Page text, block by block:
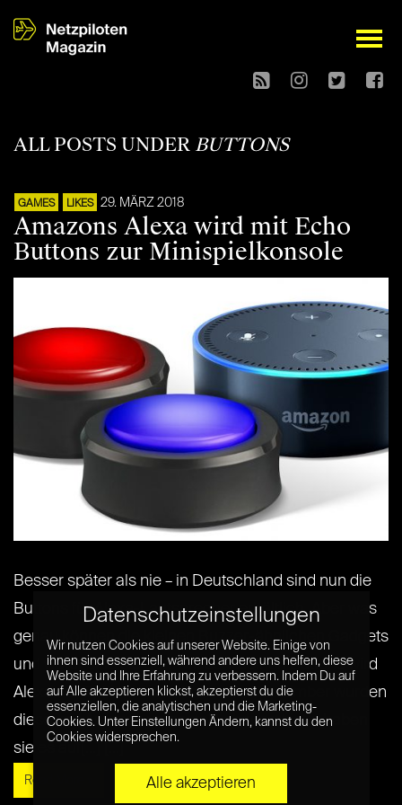
open
ALL POSTS UNDER BUTTONS
GAMES LIKES 29. MÄRZ 2018
Amazons Alexa wird mit Echo
Buttons zur Minispielkonsole
Besser später als nie – in Deutschland sind nun die
Buttons für Alexa-Lautsprecher erhältlich. Aber was
genau können die kleinen Buzzer-ähnlichen Gadgets
und wofür sind sie gut? Mit den kleinen Buttons wird
Alexa zur Spielkonsole. Schon im September wurden
diese von Amazon vorgestellt aber erst jetzt haben
sie es auf[...] [...]
Read More »
Datenschutzeinstellungen
Wir nutzen Cookies auf unserer Website. Einige von
ihnen sind essenziell, während andere uns helfen, diese
Website und Ihre Erfahrung zu verbessern. Indem Du auf
auf Alle akzeptieren klickst, akzeptierst du die
essenziellen, die analytischen und die Marketing-
Cookies. Unter Einstellungen Ändern, kannst du den
Cookies widersprechen.
Alle akzeptieren